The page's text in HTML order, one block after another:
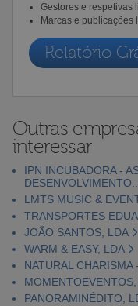
Gestores e respetivas
Marcas e publicações
Relatório
Outras
interessar
IPN INCUBADORA -
DESENVOLVIMENTO...
LMTS MUSIC &
TRANSPORTES
JOÃO SANTOS, LDA
WARM & EASY, LDA
NATURAL
PANORAMINÉDITO,